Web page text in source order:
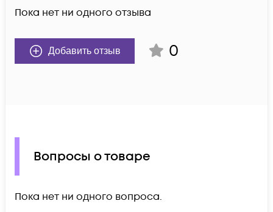
Пока нет ни одного отзыва
Добавить отзыв 0
Вопросы о товаре
Пока нет ни одного вопроса.